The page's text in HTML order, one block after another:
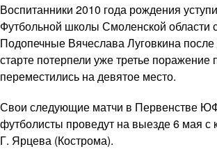
Воспитанники 2010 года рождения
Футбольной школы Смоленской области
Подопечные Вячеслава Луговкина
старте потерпели уже третье поражение
переместились на девятое место.
Свои следующие матчи в Первенстве
футболисты проведут на выезде 6 мая
Г. Ярцева (Кострома).